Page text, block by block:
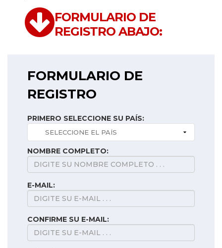
FORMULARIO DE
REGISTRO ABAJO:
FORMULARIO DE
REGISTRO
PRIMERO SELECCIONE SU PAÍS:
NOMBRE COMPLETO:
E-MAIL:
CONFIRME SU E-MAIL: